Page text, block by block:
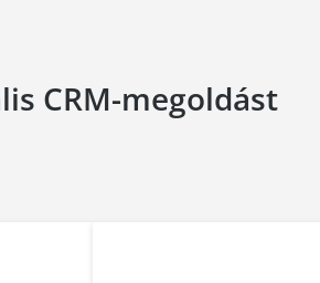
CRM-megoldást